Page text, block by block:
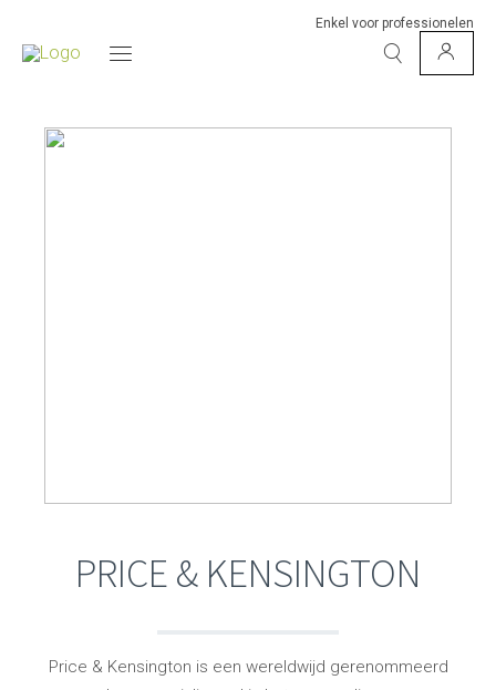
Enkel voor professionelen
PRICE & KENSINGTON
Price & Kensington is een wereldwijd gerenommeerd